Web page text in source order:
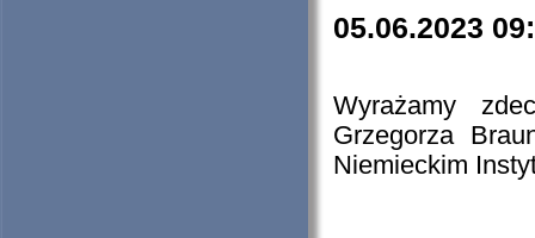
05.06.2023
Wyrażamy
Grzegorza
Niemieckim